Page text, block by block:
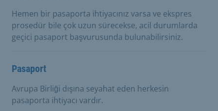
Hemen bir pasaporta ihtiyacınız varsa ve ekspres
prosedür bile çok uzun sürecekse, acil durumlarda
geçici pasaport başvurusunda bulunabilirsiniz.
Pasaport
Avrupa Birliği dışına seyahat eden herkesin
pasaporta ihtiyacı vardır.